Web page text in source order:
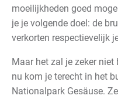
moeilijkheden goed
je je volgende doel: de
verkorten respectievelijk
Maar het zal je zeker
nu kom je terecht in het
Nationalpark Gesäuse.